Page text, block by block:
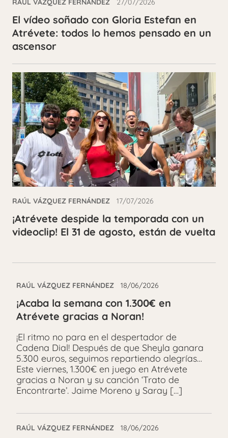
RAÚL VÁZQUEZ FERNÁNDEZ 27/07/2026
El vídeo soñado con Gloria Estefan en
Atrévete: todos lo hemos pensado en un
ascensor
RAÚL VÁZQUEZ FERNÁNDEZ 17/07/2026
¡Atrévete despide la temporada con un
videoclip! El 31 de agosto, están de vuelta
RAÚL VÁZQUEZ FERNÁNDEZ 18/06/2026
¡Acaba la semana con 1.300€ en
Atrévete gracias a Noran!
¡El ritmo no para en el despertador de
Cadena Dial! Después de que Sheyla ganara
5.300 euros, seguimos repartiendo alegrías…
Este viernes, 1.300€ en juego en Atrévete
gracias a Noran y su canción ‘Trato de
Encontrarte’. Jaime Moreno y Saray […]
RAÚL VÁZQUEZ FERNÁNDEZ 18/06/2026